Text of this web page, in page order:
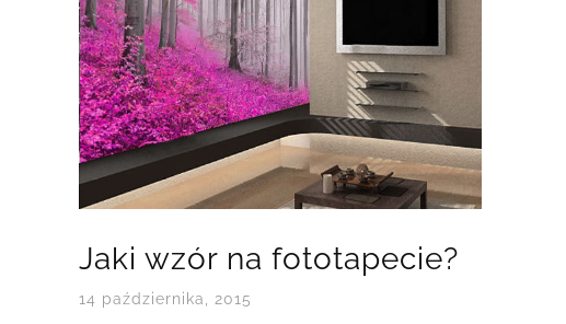
Jaki wzór na fototapecie?
14 października, 2015